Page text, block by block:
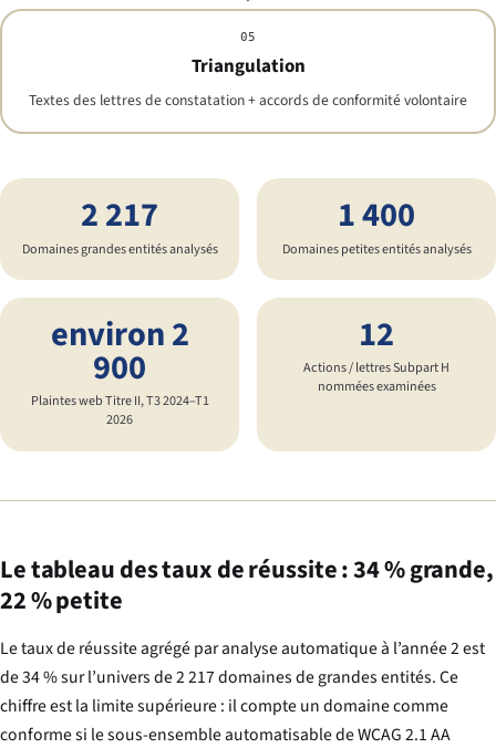
05
Triangulation
Textes des lettres de constatation + accords de conformité volontaire
2 217
Domaines grandes entités analysés
1 400
Domaines petites entités analysés
environ 2
900
Plaintes web Titre II, T3 2024–T1
2026
12
Actions / lettres Subpart H
nommées examinées
Le tableau des taux de réussite : 34 % grande,
22 % petite
Le taux de réussite agrégé par analyse automatique à l’année 2 est
de 34 % sur l’univers de 2 217 domaines de grandes entités. Ce
chiffre est la limite supérieure : il compte un domaine comme
conforme si le sous-ensemble automatisable de WCAG 2.1 AA